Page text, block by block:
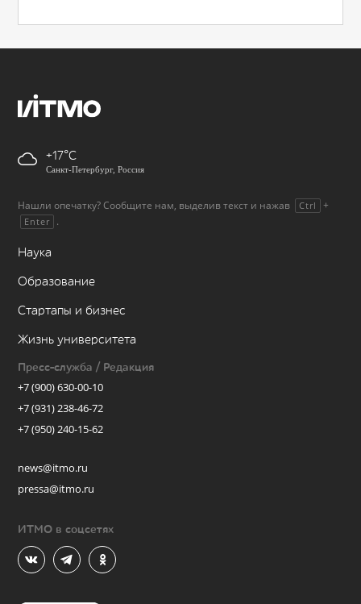
+17
Санкт-Петербург, Россия
Нашли опечатку? Сообщите нам, выделив текст и нажав Ctrl +
Enter .
Наука
Образование
Стартапы и бизнес
Жизнь университета
Пресс-служба / Редакция
+7 (900) 630-00-10
+7 (931) 238-46-72
+7 (950) 240-15-62
news@itmo.ru
pressa@itmo.ru
ИТМО в соцсетях